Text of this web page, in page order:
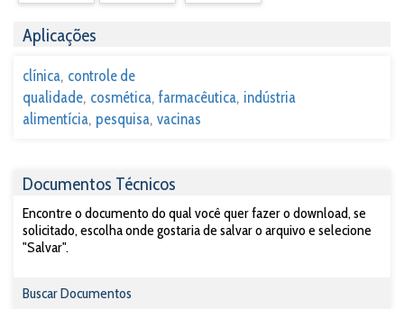
Aplicações
clínica controle de
qualidade cosmética farmacêutica indústria
alimentícia pesquisa vacinas
Documentos Técnicos
Encontre o documento do qual você quer fazer o download, se
solicitado, escolha onde gostaria de salvar o arquivo e selecione
"Salvar".
Buscar Documentos